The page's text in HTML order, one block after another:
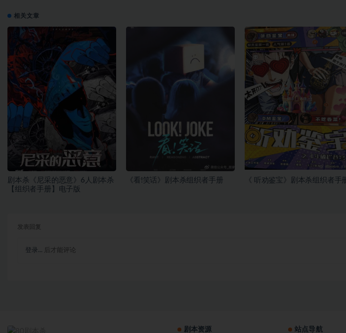
相关文章
剧本杀《尼采的恶意》6人剧本杀
【组织者手册】电子版
《看!笑话》剧本杀组织者手册 《 听劝鉴宝》剧本杀组织者手册
登录... 后才能评论
剧本资源 站点导航